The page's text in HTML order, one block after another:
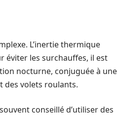
L’inertie thermique
éviter les surchauffes, il est
nocturne, conjuguée à une
des volets roulants.
conseillé d’utiliser des